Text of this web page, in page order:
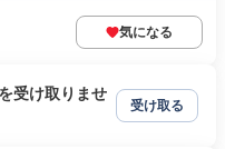
気になる
受け取りませ
受け取る